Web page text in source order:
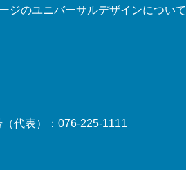
ジのユニバーサルデザインについて
（代表）：076-225-1111